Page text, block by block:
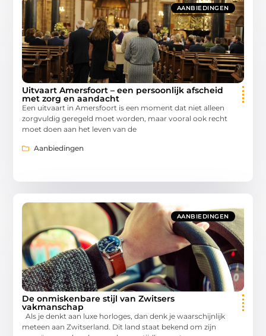
AANBIEDINGEN
Uitvaart Amersfoort – een persoonlijk afscheid
met zorg en aandacht
Een uitvaart in Amersfoort is een moment dat niet alleen
zorgvuldig geregeld moet worden, maar vooral ook recht
moet doen aan het leven van de
Aanbiedingen
AANBIEDINGEN
De onmiskenbare stijl van Zwitsers
vakmanschap
Als je denkt aan luxe horloges, dan denk je waarschijnlijk
meteen aan Zwitserland. Dit land staat bekend om zijn